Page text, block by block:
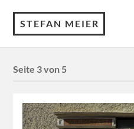
STEFAN MEIER
Seite 3 von 5